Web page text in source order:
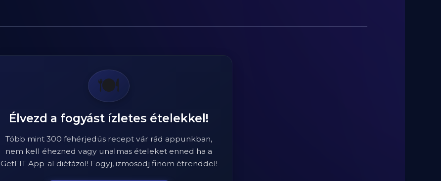
🍽️
Élvezd a fogyást ízletes ételekkel!
Több mint 300 fehérjedús recept vár rád appunkban,
nem kell éhezned vagy unalmas ételeket enned ha a
GetFIT App-al diétázol! Fogyj, izmosodj finom étrenddel!